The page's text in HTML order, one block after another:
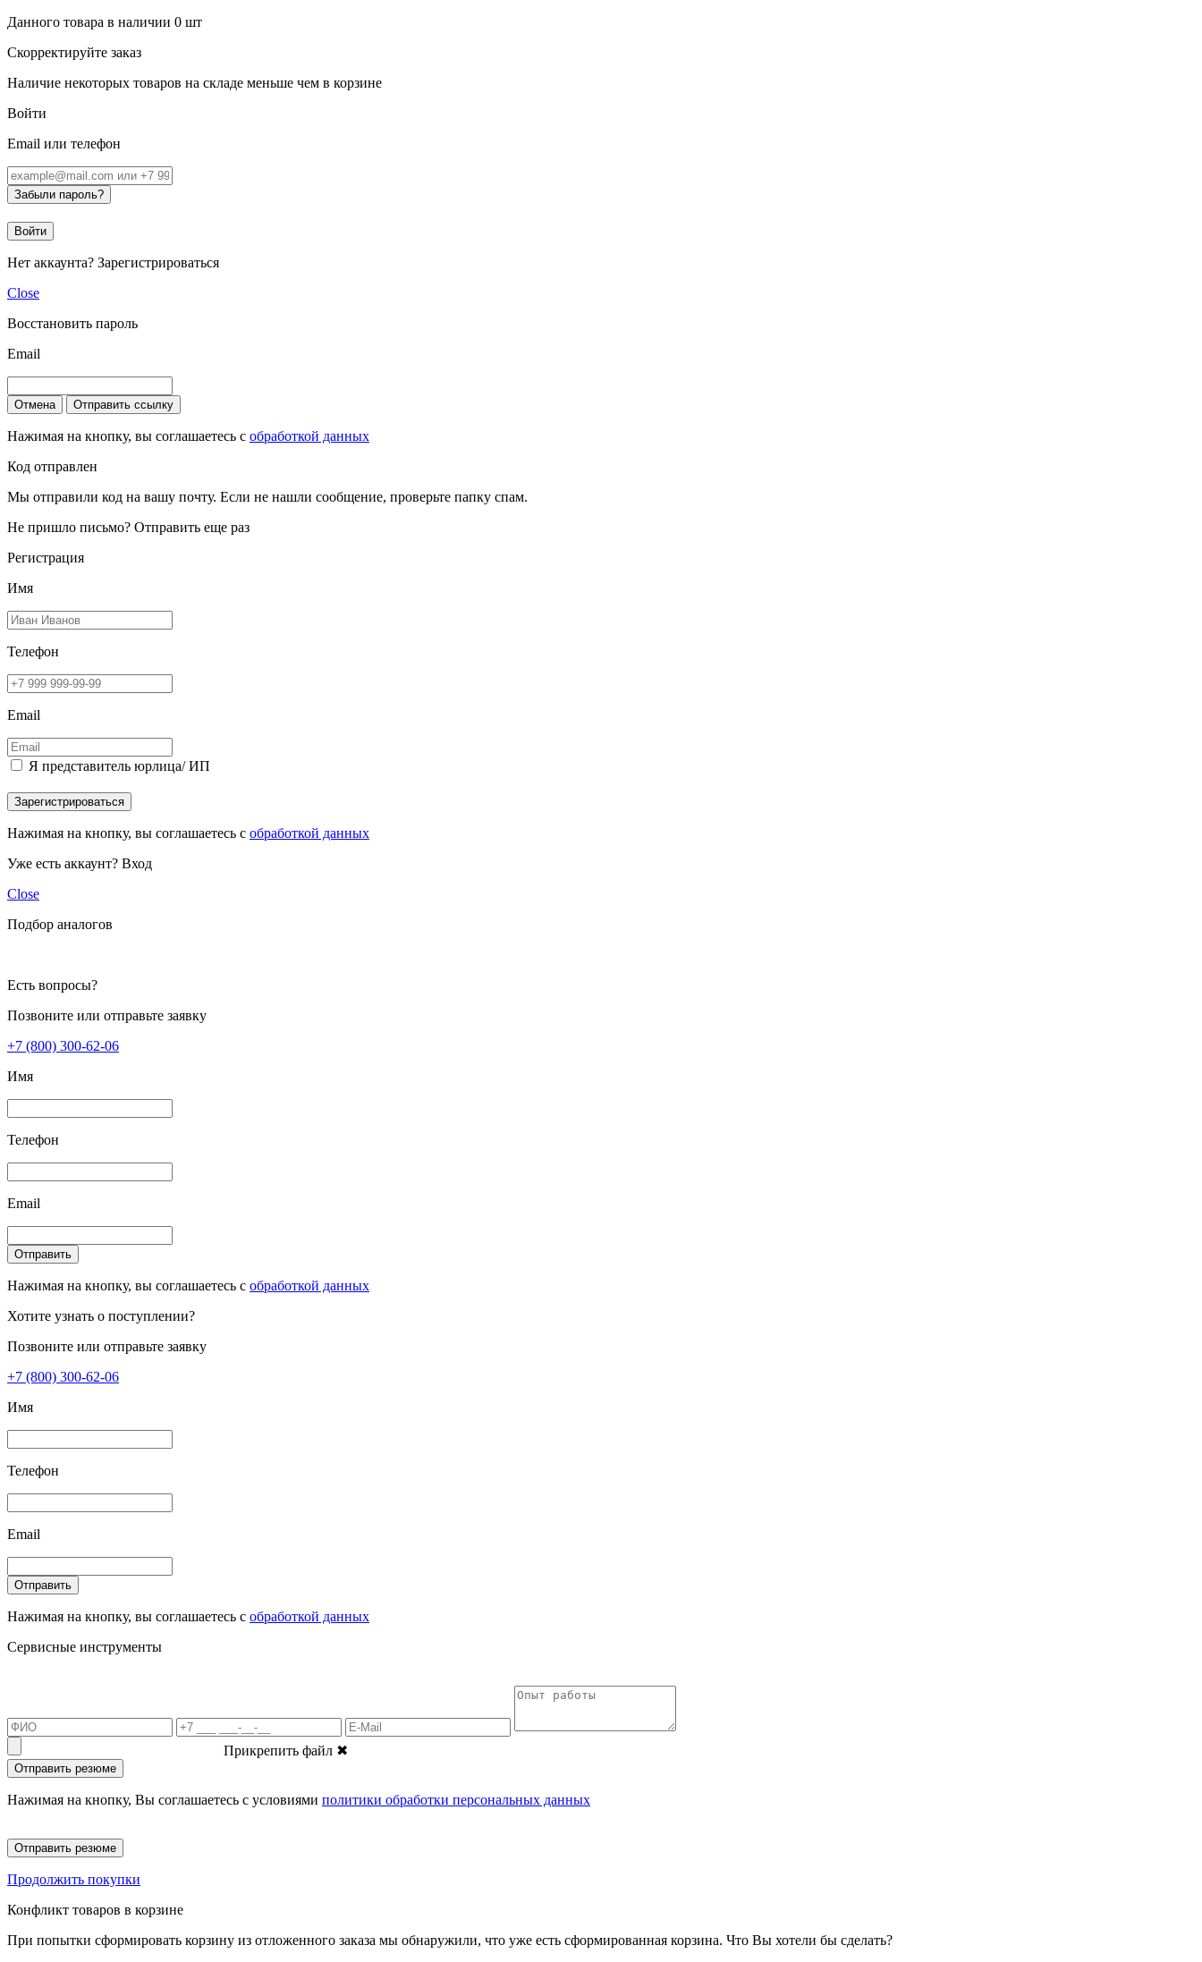
Данного товара в наличии 0 шт
Скорректируйте заказ
Наличие некоторых товаров на складе меньше чем в корзине
Войти
Email или телефон
Забыли пароль?
Войти
Нет аккаунта? Зарегистрироваться
Close
Восстановить пароль
Email
Отмена Отправить ссылку
Нажимая на кнопку, вы соглашаетесь с обработкой данных
Код отправлен
Мы отправили код на вашу почту. Если не нашли сообщение, проверьте папку спам.
Не пришло письмо? Отправить еще раз
Регистрация
Имя
Телефон
Email
Я представитель юрлица/ ИП
Зарегистрироваться
Нажимая на кнопку, вы соглашаетесь с обработкой данных
Уже есть аккаунт? Вход
Close
Подбор аналогов
Есть вопросы?
Позвоните или отправьте заявку
+7 (800) 300-62-06
Имя
Телефон
Email
Отправить
Нажимая на кнопку, вы соглашаетесь с обработкой данных
Хотите узнать о поступлении?
Позвоните или отправьте заявку
+7 (800) 300-62-06
Имя
Телефон
Email
Отправить
Нажимая на кнопку, вы соглашаетесь с обработкой данных
Сервисные инструменты
Прикрепить файл ✖
Отправить резюме
Нажимая на кнопку, Вы соглашаетесь с условиями политики обработки персональных данных
Отправить резюме
Продолжить покупки
Конфликт товаров в корзине
При попытки сформировать корзину из отложенного заказа мы обнаружили, что уже есть сформированная корзина. Что Вы хотели бы сделать?